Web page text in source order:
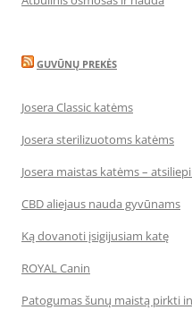
GUVŪNŲ PREKĖS
Josera Classic katėms
Josera sterilizuotoms katėms
Josera maistas katėms –
CBD aliejaus nauda gyvūnams
Ką dovanoti įsigijusiam katę
ROYAL Canin
Patogumas šunų maistą pirkti